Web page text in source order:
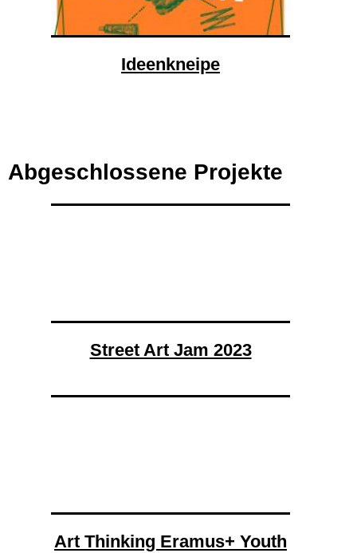
Ideenkneipe
Abgeschlossene Projekte
Street Art Jam 2023
Art Thinking Eramus+ Youth